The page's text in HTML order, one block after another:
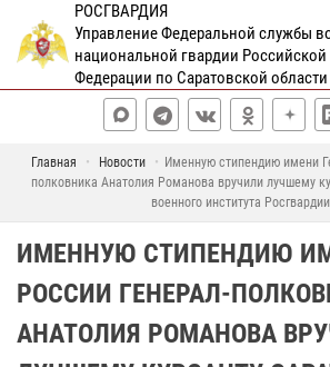
РОСГВАРДИЯ
Управление Федеральной службы
национальной гвардии Российской
Федерации по Саратовской области
Главная Новости
Именную стипендию имени
полковника Анатолия Романова вручили лучшему
военного института Росгвардии
ИМЕННУЮ СТИПЕНДИЮ
РОССИИ ГЕНЕРАЛ-
АНАТОЛИЯ РОМАНОВА